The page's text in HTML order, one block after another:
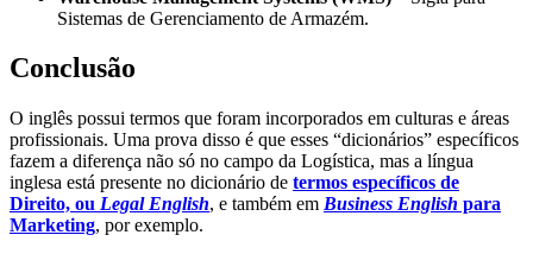
Sistemas de Gerenciamento de Armazém.
Conclusão
O inglês possui termos que foram incorporados em culturas e áreas
profissionais. Uma prova disso é que esses “dicionários” específicos
fazem a diferença não só no campo da Logística, mas a língua
inglesa está presente no dicionário de termos específicos de
Direito, ou Legal English, e também em Business English para
Marketing, por exemplo.